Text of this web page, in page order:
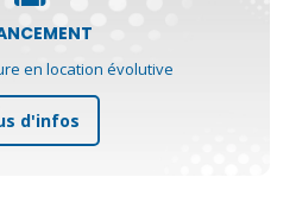
en location évolutive
d'infos